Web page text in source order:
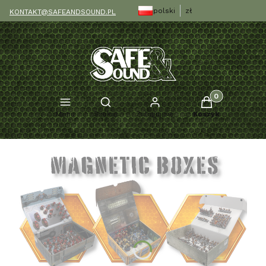
KONTAKT@SAFEANDSOUND.PL polski zł
Menu
Otwórz wyszukiwarkę
Szukaj Zaloguj się
Produkty w
Koszyk